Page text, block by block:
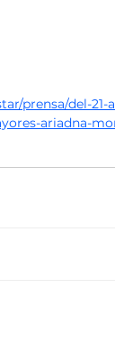
prensa/del-21-
ariadna-